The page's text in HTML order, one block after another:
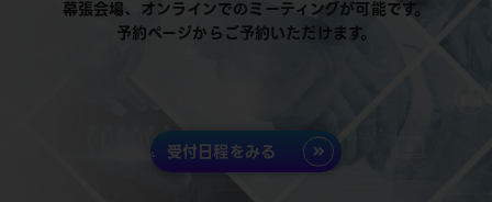
幕張会場、オンラインでのミーティングが可能です。
予約ページからご予約いただけます。
受付日程をみる